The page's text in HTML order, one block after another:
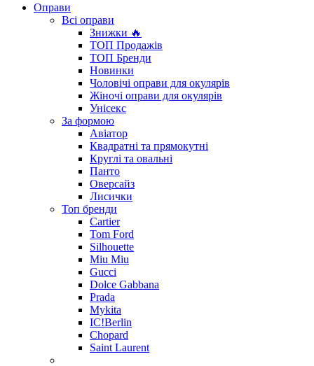
Оправи
Всі оправи
Знижки 🔥
ТОП Продажів
ТОП Бренди
Новинки
Чоловічі оправи для окулярів
Жіночі оправи для окулярів
Унісекс
За формою
Авіатор
Квадратні та прямокутні
Круглі та овальні
Панто
Оверсайз
Лисички
Топ бренди
Cartier
Tom Ford
Silhouette
Miu Miu
Gucci
Dolce Gabbana
Prada
Mykita
IC!Berlin
Chopard
Saint Laurent